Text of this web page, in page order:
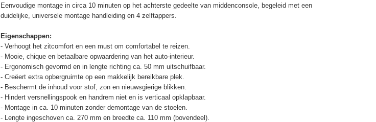
Eenvoudige montage in circa 10 minuten op het achterste gedeelte van middenconsole, begeleid met een
duidelijke, universele montage handleiding en 4 zelftappers.
Eigenschappen:
- Verhoogt het zitcomfort en een must om comfortabel te reizen.
- Mooie, chique en betaalbare opwaardering van het auto-interieur.
- Ergonomisch gevormd en in lengte richting ca. 50 mm uitschuifbaar.
- Creëert extra opbergruimte op een makkelijk bereikbare plek.
- Beschermt de inhoud voor stof, zon en nieuwsgierige blikken.
- Hindert versnellingspook en handrem niet en is verticaal opklapbaar.
- Montage in ca. 10 minuten zonder demontage van de stoelen.
- Lengte ingeschoven ca. 270 mm en breedte ca. 110 mm (bovendeel).